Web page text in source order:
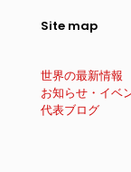
Site map
世界の最新情報
お知らせ・イベ
代表ブログ